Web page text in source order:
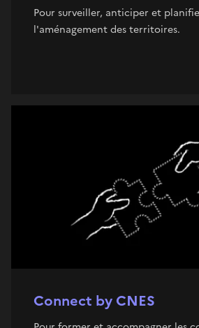
Pour surveiller, anticiper et
l'aménagement des territoires.
Connect by CNES